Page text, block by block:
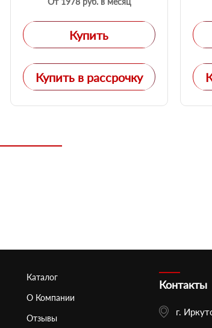
Купить
Купить в рассрочку
Каталог
О Компании
Отзывы
Контакты
г.